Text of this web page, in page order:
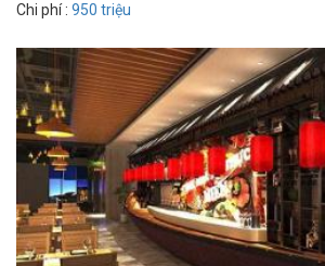
Chi phí : 950 triệu